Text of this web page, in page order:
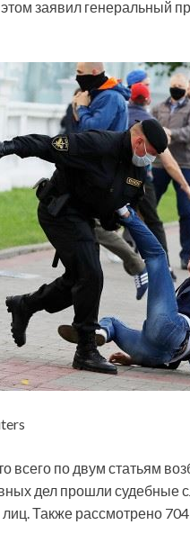
заявил генеральный
всего по двум статьям
дел прошли судебные
Также рассмотрено